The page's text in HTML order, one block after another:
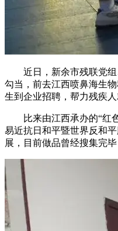
近日，新余市残联党组
勾当，前去江西喷鼻海生
生到企业招聘，帮力残疾人
比来由江西承办的“红
易近抗日和平暨世界反和
展，目前做品曾经搜集完毕